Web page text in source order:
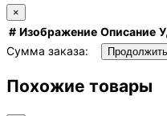
×
# Изображение Описание
Сумма заказа:
Похожие товары